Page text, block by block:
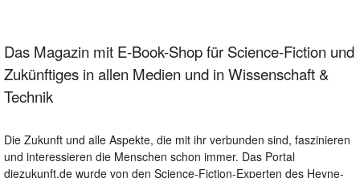
Das Magazin mit E-Book-Shop für Science-Fiction und
Zukünftiges in allen Medien und in Wissenschaft &
Technik
Die Zukunft und alle Aspekte, die mit ihr verbunden sind, faszinieren
und interessieren die Menschen schon immer. Das Portal
diezukunft.de wurde von den Science-Fiction-Experten des Heyne-